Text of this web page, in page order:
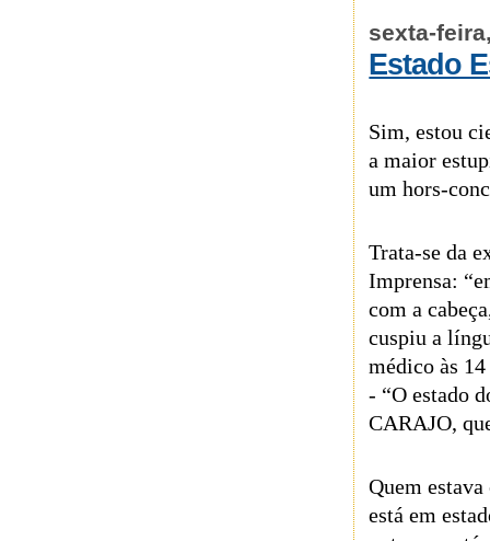
sexta-
Estado
Sim, estou
a maior
um hors-
Trata-se da
Imprensa:
com a
cuspiu a
médico às
- “O estado
CARAJO,
Quem
está em